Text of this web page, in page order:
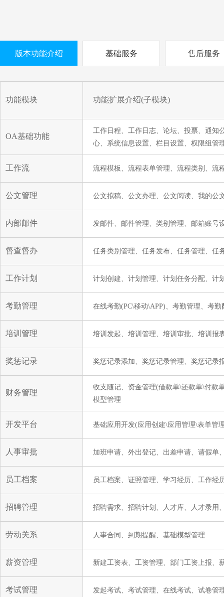
版本功能介绍 基础服务 售后服务
功能模块 功能扩展介绍(子模块)
OA基础功能
工作日程、工作日志、论坛、投票、通知
心、系统信息设置、栏目设置、权限组管
工作流 流程模板、流程表单管理、流程类别、流
公文管理 公文拟稿、公文办理、公文阅读、我的公
内部邮件 发邮件、邮件管理、类别管理、邮箱账号
督查督办 任务类别管理、任务发布、任务管理、任
工作计划 计划创建、计划管理、计划任务分配、计
考勤管理 在线考勤(PC\移动\APP)、考勤管理、考
培训管理 培训发起、培训管理、培训审批、培训报
奖惩记录 奖惩记录添加、奖惩记录管理、奖惩记录
财务管理
收支随记、资金管理(借款单\还款单\付款
模型管理
开发平台 基础应用开发(应用创建\应用管理\表单管
人事审批 加班申请、外出登记、出差申请、请假单
员工档案 员工档案、证照管理、学习经历、工作经
招聘管理 招聘需求、招聘计划、人才库、人才录用
劳动关系 人事合同、到期提醒、基础模型管理
薪资管理 新建工资表、工资管理、部门工资上报、
考试管理 发起考试、考试管理、在线考试、试卷管